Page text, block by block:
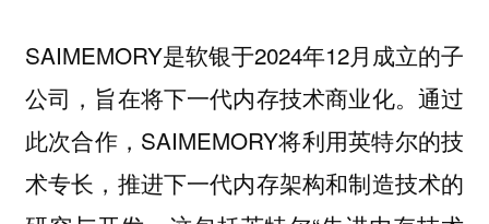
SAIMEMORY是软银于2024年12月成立的子
公司，旨在将下一代内存技术商业化。通过
此次合作，SAIMEMORY将利用英特尔的技
术专长，推进下一代内存架构和制造技术的